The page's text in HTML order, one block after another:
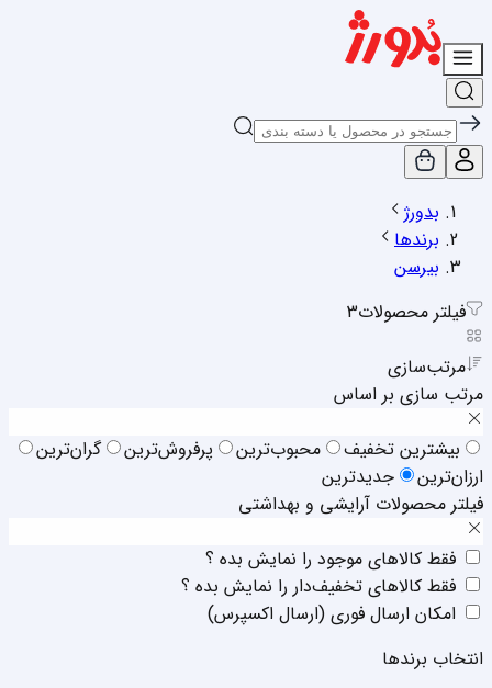
بدورژ
برندها
بیرسن
فیلتر محصولات3
مرتب‌سازی
مرتب سازی بر اساس
بیشترین تخفیف
محبوب‌ترین پرفروش‌ترین
گران‌ترین
ارزان‌ترین
جدیدترین
فیلتر محصولات آرایشی و بهداشتی
فقط‌ کالا‌‌های موجود را نمایش بده ؟
فقط‌ کالا‌‌های تخفیف‌دار را نمایش بده ؟
امکان ارسال فوری (ارسال اکسپرس)
انتخاب برند‌ها